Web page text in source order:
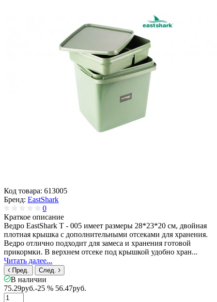
Код товара: 613005
Бренд: EastShark
0
Краткое описание
Ведро EastShark Т - 005 имеет размеры 28*23*20 см, двойная
плотная крышка с дополнительными отсеками для хранения.
Ведро отлично подходит для замеса и хранения готовой
прикормки. В верхнем отсеке под крышкой удобно хран...
Читать далее...
Пред. След.
В наличии
75.29руб.-25 % 56.47руб.